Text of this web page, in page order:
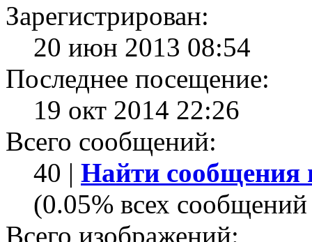
Зарегистрирован:
20 июн 2013 08:54
Последнее посещение:
19 окт 2014 22:26
Всего сообщений:
40 | Найти сообщения
(0.05% всех
Всего изображений: